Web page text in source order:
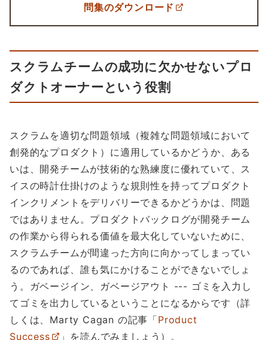
問集のダウンロード
スクラムチームの成功に欠かせないプロ
ダクトオーナーという役割
スクラムを適切な問題領域（複雑な問題領域において
創発的なプロダクト）に適用しているかどうか、ある
いは、開発チームが技術的な熟練度に優れていて、ス
イスの時計仕掛けのような規則性を持ってプロダクト
インクリメントをデリバリーできるかどうかは、問題
ではありません。プロダクトバックログが開発チーム
の作業から得られる価値を最大化していないために、
スクラムチームが間違った方向に向かってしまってい
るのであれば、誰も気にかけることができないでしょ
う。ガベージイン、ガベージアウト --- ゴミを入力し
てゴミを出力しているということになるからです（詳
しくは、Marty Cagan の記事「Product
Success
」を読んでみましょう）。